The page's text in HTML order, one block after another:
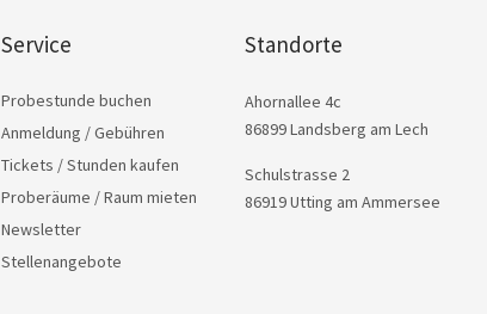
Service
Probestunde buchen
Anmeldung / Gebühren
Tickets / Stunden kaufen
Proberäume / Raum mieten
Newsletter
Stellenangebote
Standorte
Ahornallee 4c
86899 Landsberg am Lech
Schulstrasse 2
86919 Utting am Ammersee